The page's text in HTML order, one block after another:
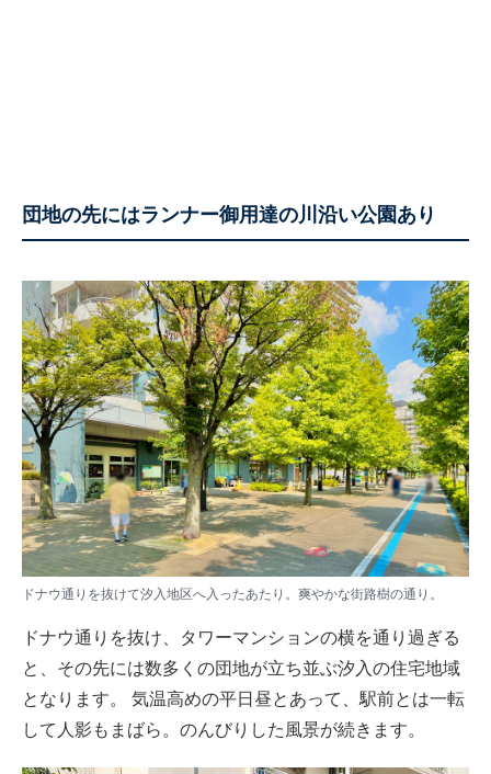
団地の先にはランナー御用達の川沿い公園あり
ドナウ通りを抜けて汐入地区へ入ったあたり。爽やかな街路樹の通り。​​​
ドナウ通りを抜け、タワーマンションの横を通り過ぎる
と、その先には数多くの団地が立ち並ぶ汐入の住宅地域
となります。 気温高めの平日昼とあって、駅前とは一転
して人影もまばら。のんびりした風景が続きます。